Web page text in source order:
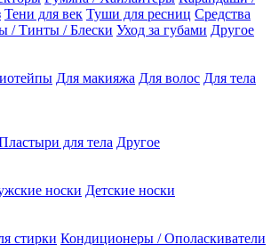
Тени для век Туши для ресниц Средства
/ Тинты / Блески Уход за губами Другое
Для макияжа Для волос Для тела
для тела Другое
носки Детские носки
стирки Кондиционеры / Ополаскиватели